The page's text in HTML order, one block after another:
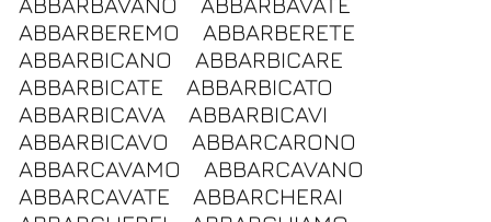
ABBARBEREMO
ABBARBERETE
ABBARBICANO
ABBARBICARE
ABBARBICATE
ABBARBICATO
ABBARBICAVA
ABBARBICAVI
ABBARBICAVO
ABBARCARONO
ABBARCAVAMO
ABBARCAVANO
ABBARCAVATE
ABBARCHERAI